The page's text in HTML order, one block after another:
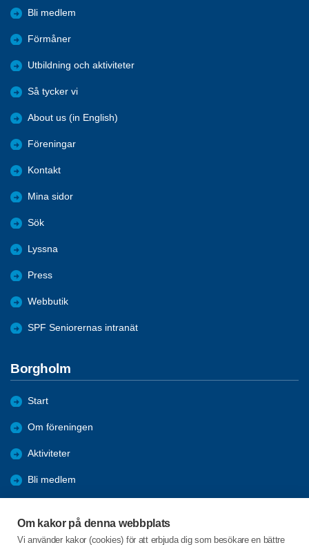
Om kakor på denna webbplats
Vi använder kakor (cookies) för att erbjuda dig som besökare en bättre
Bli medlem
Förmåner
Utbildning och aktiviteter
Så tycker vi
About us (in English)
Föreningar
Kontakt
Mina sidor
Sök
Lyssna
Press
Webbutik
SPF Seniorernas intranät
Borgholm
Start
Om föreningen
Aktiviteter
Bli medlem